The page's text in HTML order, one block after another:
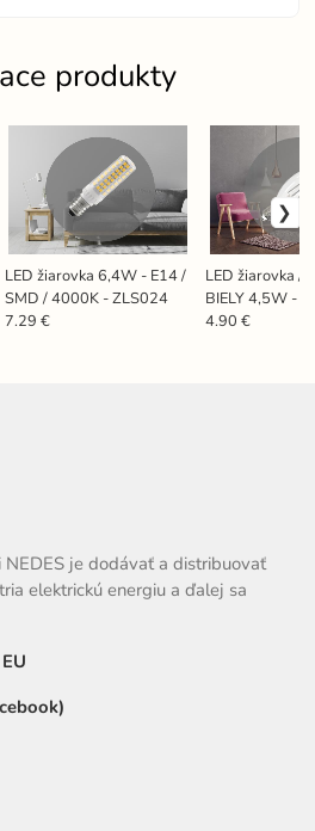
produkty
LED žiarovka 6,4W - E14 /
SMD / 4000K - ZLS024
7.29 €
LED žiarovka /
BIELY 4,5W -
4000K -
4.90 €
je dodávať a distribuovať
elektrickú energiu a ďalej sa
EU